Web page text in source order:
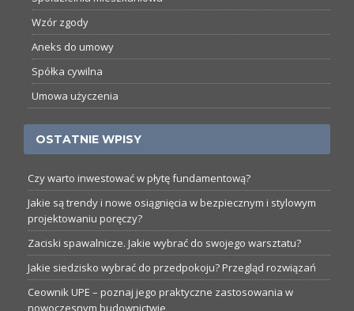
Wzór zgody
Aneks do umowy
Spółka cywilna
Umowa użyczenia
OSTATNIE WPISY
Czy warto inwestować w płytę fundamentową?
Jakie są trendy i nowe osiągnięcia w bezpiecznym i stylowym
projektowaniu poręczy?
Zaciski spawalnicze. Jakie wybrać do swojego warsztatu?
Jakie siedzisko wybrać do przedpokoju? Przegląd rozwiązań
Ceownik UPE – poznaj jego praktyczne zastosowania w